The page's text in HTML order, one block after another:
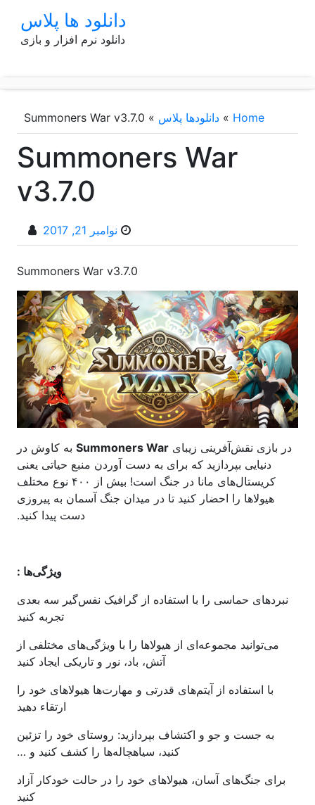
دانلود ها پلاس
دانلود نرم افزار و بازی
Home
»دانلودها پلاس »
Summoners War v3.7.0
Summoners War
v3.7.0
نوامبر 21, 2017
Summoners War v3.7.0
در بازی نقش‌آفرینی زیبایSummoners War به کاوش در
دنیایی بپردازید که برای به دست آوردن منبع حیاتی یعنی
کریستال‌های مانا در جنگ است! بیش از ۴۰۰ نوع مختلف
هیولاها را احضار کنید تا در میدان جنگ آسمان به پیروزی
دست پیدا کنید.
ویژگی‌ها :
نبردهای حماسی را با استفاده از گرافیک نفس‌گیر سه بعدی
تجربه کنید
می‌توانید مجموعه‌ای از هیولاها را با ویژگی‌های مختلفی از
آتش، باد، نور و تاریکی ایجاد کنید
با استفاده از آیتم‌های قدرتی و مهارت‌ها هیولاهای خود را
ارتقاء دهید
به جست و جو و اکتشاف بپردازید: روستای خود را تزئین
کنید، سیاهچاله‌ها را کشف کنید و …
برای جنگ‌های آسان، هیولاهای خود را در حالت خودکار آزاد
کنید